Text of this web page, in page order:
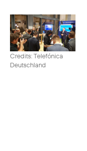
Credits: Telefónica
Deutschland